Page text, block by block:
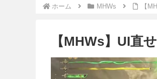
ホーム MHWs 【
【MHWs】UI直